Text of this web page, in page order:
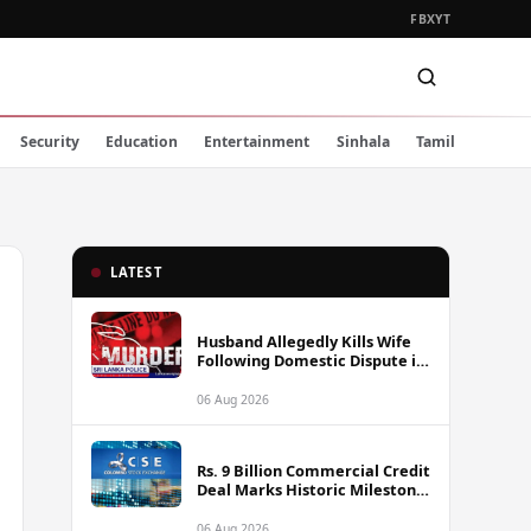
FBXYT
Security Education Entertainment Sinhala Tamil
LATEST
Husband Allegedly Kills Wife
Following Domestic Dispute in
06 Aug 2026
Rs. 9 Billion Commercial Credit
Deal Marks Historic Milestone